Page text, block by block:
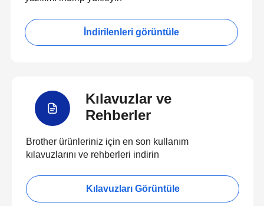
İndirilenleri görüntüle
Kılavuzlar ve
Rehberler
Brother ürünleriniz için en son kullanım
kılavuzlarını ve rehberleri indirin
Kılavuzları Görüntüle